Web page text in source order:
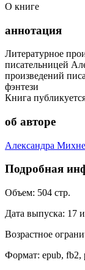
О книге
аннотация
Литературное
писательницей
произведений
фэнтези
Книга
об авторе
Александра
Подробная
Объем: 504 стр.
Дата выпуска: 17
Возрастное
Формат: epub, fb2,